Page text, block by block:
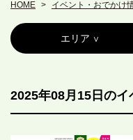
HOME イベント・おでかけ
エリア
2025年08月15日のイ